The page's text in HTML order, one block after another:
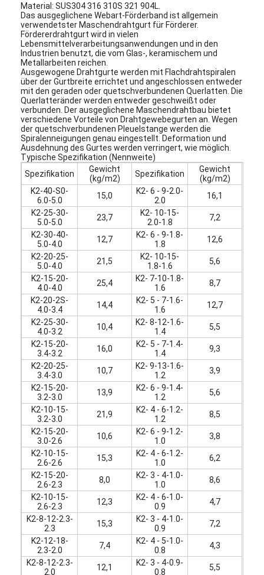
Startseite
Produkte
Über uns
Material: SUS304 316 310S 321 904L.
Das ausgeglichene Webart-Förderband ist allgemein
verwendetster Maschendrahtgurt für Förderer.
Fördererdrahtgurt wird in vielen
Lebensmittelverarbeitungsanwendungen und in den
Industrien benutzt, die vom Glas-, keramischem und
Metallarbeiten reichen.
Ausgewogene Drahtgurte werden mit Flachdrahtspiralen
über der Gurtbreite errichtet und angeschlossen entweder
mit den geraden oder quetschverbundenen Querlatten. Die
Querlatteränder werden entweder geschweißt oder
verbunden. Der ausgeglichene Maschendrahtbau bietet
verschiedene Vorteile von Drahtgewebegurten an. Wegen
der quetschverbundenen Pleuelstange werden die
Spiralenneigungen genau eingestellt. Deformation und
Ausdehnung des Gurtes werden verringert, wie möglich.
Typische Spezifikation (Nennweite)
Spezifikation
Gewicht
(kg/m2)
Spezifikation
Gewicht
(kg/m2)
K2-40-S0-
6.0-5.0
15,0
K2- 6 - 9-2.0-
2.0
16,1
K2-25-30-
5.0-5.0
23,7
K2- 10-15-
2.0-1.8
7,2
K2-30-40-
5.0-4.0
12,7
K2- 6 - 9-1.8-
1.8
12,6
K2-20-25-
5.0-4.0
21,5
K2- 10-15-
1.8-1.6
5,6
K2-15-20-
4.0-4.0
25,4
K2- 7-10-1.8-
1.6
8,7
K2-20-2S-
4.0-3.4
14,4
K2- 5 - 7-1.6-
1.6
12,7
K2-25-30-
4.0-3.2
10,4
K2- 8-12-1.6-
1.4
5,5
K2-15-20-
3.4-3.2
16,0
K2- 5 - 7-1.4-
1.4
9,3
K2-20-25-
3.4-3.0
10,7
K2- 9-13-1.6-
1.2
3,9
K2-15-20-
3.2-3.0
13,9
K2- 6 - 9-1.4-
1.2
5,6
K2-10-15-
3.2-3.0
21,9
K2- 4 - 6-1.2-
1.2
8,5
K2-15-20-
3.0-2.6
10,6
K2- 6 - 9-1.2-
1.0
3,8
K2-10-15-
2.6-2.6
15,3
K2- 4 - 6-1.2-
1.0
6,2
K2-15-20-
2.6-2.3
8,0
K2- 3 - 4-1.0-
1.0
8,6
K2-10-15-
2.6-2.3
12,3
K2- 4 - 6-1.0-
0.9
4,7
K2-8-12-2.3-
2.3
15,3
K2- 3 - 4-1.0-
0.9
7,2
K2-12-18-
2.3-2.0
7,4
K2- 4 - 5-1.0-
0.8
4,3
K2-8-12-2.3-
2.0
12,1
K2- 3 - 4-0.9-
0.8
5,5